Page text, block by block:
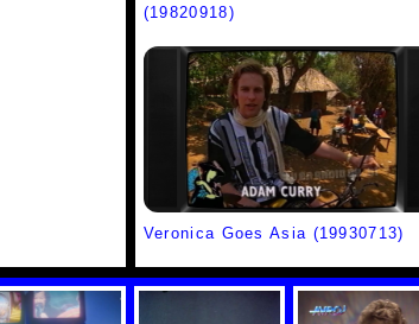
(19820918)
Veronica Goes Asia (19930713)